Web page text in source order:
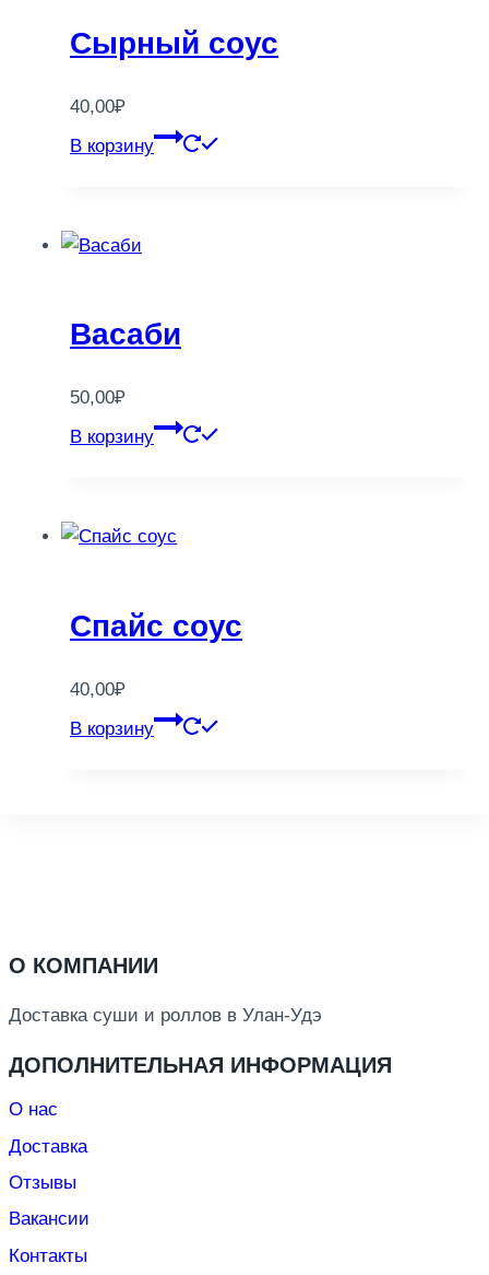
Сырный соус
40,00₽
В корзину
Васаби
50,00₽
В корзину
Спайс соус
40,00₽
В корзину
О КОМПАНИИ
Доставка суши и роллов в Улан-Удэ
ДОПОЛНИТЕЛЬНАЯ ИНФОРМАЦИЯ
О нас
Доставка
Отзывы
Вакансии
Контакты